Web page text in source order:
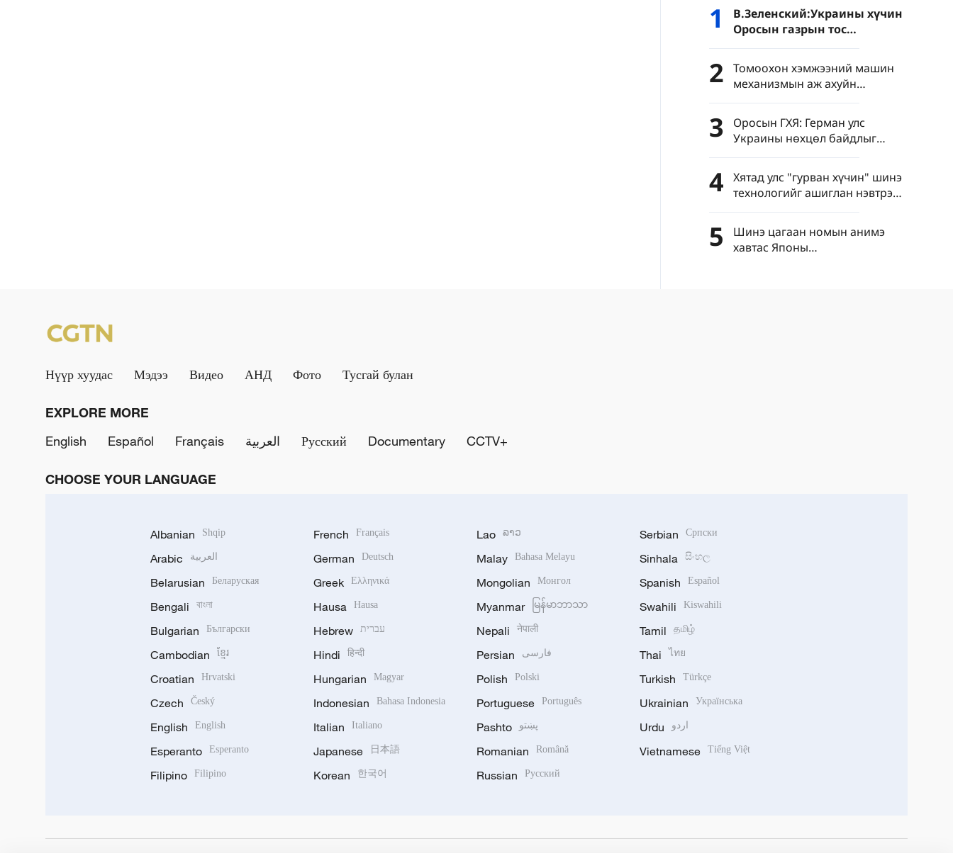
1
В.Зеленский:Украины хүчин
Оросын газрын тос
боловсруулах үйлдвэрүүд
болон Хар тэнгисийн хөлөг
онгоцнуудад цохилт өгчээ
2
Томоохон хэмжээний машин
механизмын аж ахуйн
нэгжүүдийн нэмүү өртөг 6.4
хувиар өсөв
3
Оросын ГХЯ: Герман улс
Украины нөхцөл байдлыг
хурцатгаж байна
4
Хятад улс "гурван хүчин" шинэ
технологийг ашиглан нэвтрэн
тархахаас сэргийлэхийг
уриалав
5
Шинэ цагаан номын анимэ
хавтас Японы
Нүүр хуудас Мэдээ Видео АНД Фото Тусгай булан
EXPLORE MORE
English
Español Français العربية Русский Documentary CCTV+
CHOOSE YOUR LANGUAGE
Albanian Shqip
Arabic العربية
Belarusian Беларуская
Bengali বাংলা
Bulgarian Български
Cambodian ខ្មែរ
Croatian Hrvatski
Czech Český
English English
Esperanto Esperanto
Filipino Filipino
French Français
German Deutsch
Greek Ελληνικά
Hausa Hausa
Hebrew עברית
Hindi हिन्दी
Hungarian Magyar
Indonesian Bahasa Indonesia
Italian Italiano
Japanese 日本語
Korean 한국어
Lao ລາວ
Malay Bahasa Melayu
Mongolian Монгол
Myanmar မြန်မာဘာသာ
Nepali नेपाली
Persian فارسی
Polish Polski
Portuguese Português
Pashto پښتو
Romanian Română
Russian Русский
Serbian Српски
Sinhala සිංහල
Spanish Español
Swahili Kiswahili
Tamil தமிழ்
Thai ไทย
Turkish Türkçe
Ukrainian Українська
Urdu اردو
Vietnamese Tiếng Việt